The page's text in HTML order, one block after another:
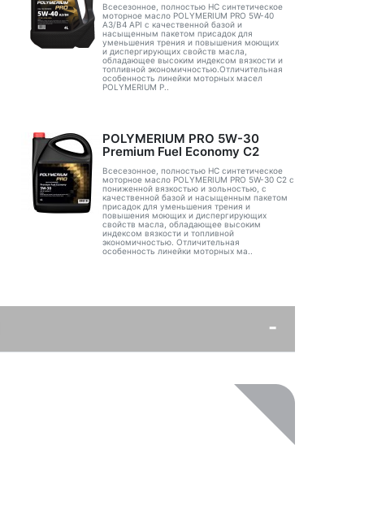
Всесезонное, полностью HC синтетическое
моторное масло POLYMERIUM PRO 5W-40
A3/B4 API с качественной базой и
насыщенным пакетом присадок для
уменьшения трения и повышения моющих
и диспергирующих свойств масла,
обладающее высоким индексом вязкости и
топливной экономичностью.Отличительная
особенность линейки моторных масел
POLYMERIUM P..
POLYMERIUM PRO 5W-30
Premium Fuel Economy С2
Всесезонное, полностью HC синтетическое
моторное масло POLYMERIUM PRO 5W-30 C2 с
пониженной вязкостью и зольностью, с
качественной базой и насыщенным пакетом
присадок для уменьшения трения и
повышения моющих и диспергирующих
свойств масла, обладающее высоким
индексом вязкости и топливной
экономичностью. Отличительная
особенность линейки моторных ма..